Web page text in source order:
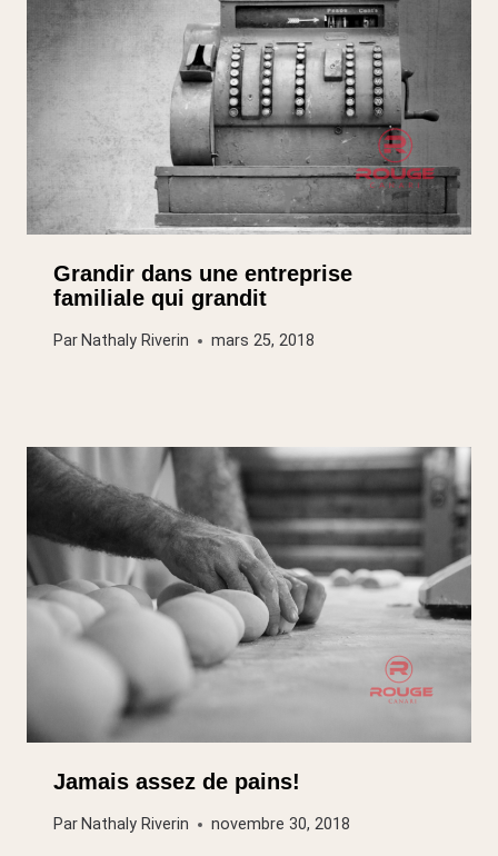
Grandir dans une entreprise
familiale qui grandit
Par Nathaly Riverin mars 25, 2018
Jamais assez de pains!
Par Nathaly Riverin novembre 30, 2018